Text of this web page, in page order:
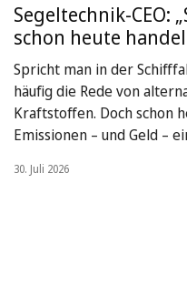
Segeltechnik-CEO:
schon heute
Spricht man in der
häufig die Rede von
Kraftstoffen. Doch schon
Emissionen – und Geld –
30. Juli 2026